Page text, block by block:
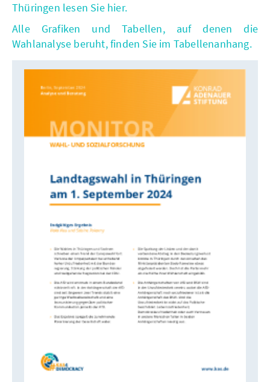
Thüringen lesen Sie hier.
Alle Grafiken und Tabellen, auf denen die
Wahlanalyse beruht, finden Sie im Tabellenanhang.